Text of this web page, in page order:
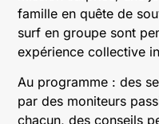
famille en quête de
surf en groupe sont
expérience collective
Au programme : des
par des moniteurs
chacun, des conseils